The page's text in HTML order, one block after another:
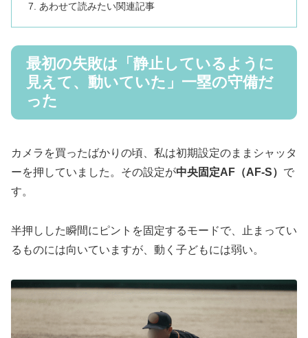
あわせて読みたい関連記事
最初の失敗は「静止しているように
見えて、動いていた」一塁の守備だ
った
カメラを買ったばかりの頃、私は初期設定のままシャッタ
ーを押していました。その設定が中央固定AF（AF-S） で
す。
半押しした瞬間にピントを固定するモードで、止まってい
るものには向いていますが、動く子どもには弱い。